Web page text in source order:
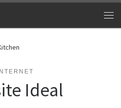
Ideal